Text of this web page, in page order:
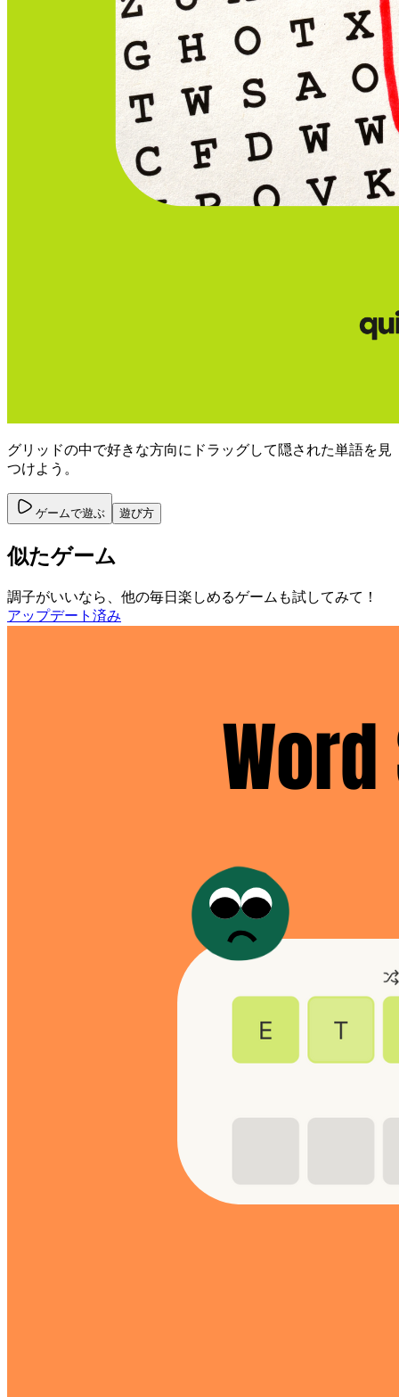
グリッドの中で好きな方向にドラッグして隠された単語を見
つけよう。
ゲームで遊ぶ 遊び方
似たゲーム
調子がいいなら、他の毎日楽しめるゲームも試してみて！
アップデート済み